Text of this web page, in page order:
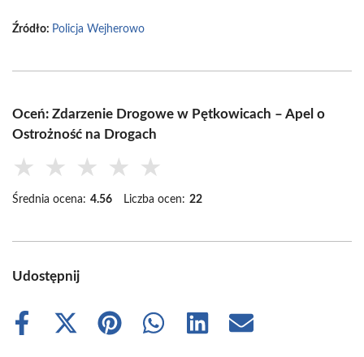
Źródło: Policja Wejherowo
Oceń: Zdarzenie Drogowe w Pętkowicach – Apel o
Ostrożność na Drogach
★ ★ ★ ★ ★
Średnia ocena: 4.56 Liczba ocen: 22
Udostępnij
Share
Share
Share
Share
Share
Share